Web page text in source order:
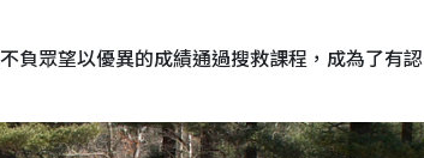
負眾望以優異的成績通過搜救課程，成為了有認